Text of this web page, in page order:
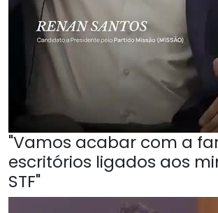
"Vamos acabar com a
escritórios ligados aos
STF"